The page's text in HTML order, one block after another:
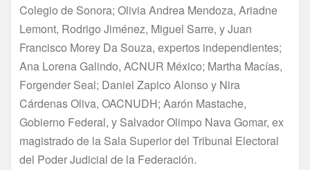
Colegio de Sonora; Olivia Andrea Mendoza, Ariadne
Lemont, Rodrigo Jiménez, Miguel Sarre, y Juan
Francisco Morey Da Souza, expertos independientes;
Ana Lorena Galindo, ACNUR México; Martha Macías,
Forgender Seal; Daniel Zapico Alonso y Nira
Cárdenas Oliva, OACNUDH; Aarón Mastache,
Gobierno Federal, y Salvador Olimpo Nava Gomar, ex
magistrado de la Sala Superior del Tribunal Electoral
del Poder Judicial de la Federación.